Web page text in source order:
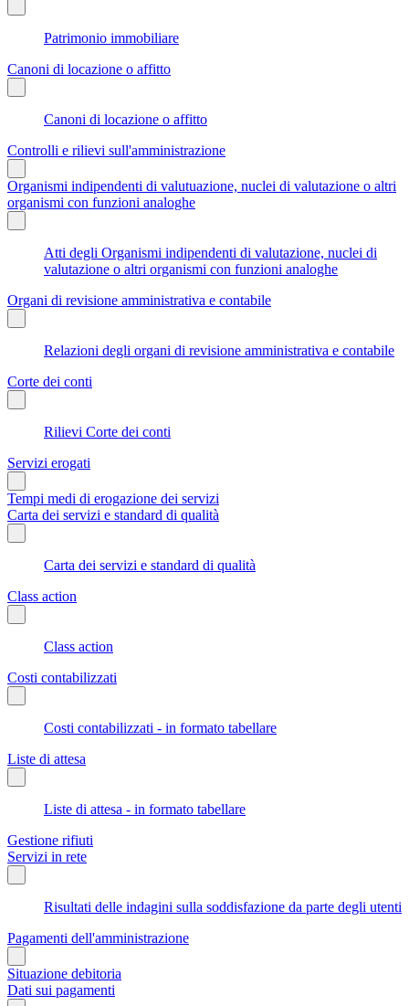
Patrimonio immobiliare
Canoni di locazione o affitto
Canoni di locazione o affitto
Controlli e rilievi sull'amministrazione
Organismi indipendenti di valutuazione, nuclei di valutazione o altri
organismi con funzioni analoghe
Atti degli Organismi indipendenti di valutazione, nuclei di
valutazione o altri organismi con funzioni analoghe
Organi di revisione amministrativa e contabile
Relazioni degli organi di revisione amministrativa e contabile
Corte dei conti
Rilievi Corte dei conti
Servizi erogati
Tempi medi di erogazione dei servizi
Carta dei servizi e standard di qualità
Carta dei servizi e standard di qualità
Class action
Class action
Costi contabilizzati
Costi contabilizzati - in formato tabellare
Liste di attesa
Liste di attesa - in formato tabellare
Gestione rifiuti
Servizi in rete
Risultati delle indagini sulla soddisfazione da parte degli utenti
Pagamenti dell'amministrazione
Situazione debitoria
Dati sui pagamenti